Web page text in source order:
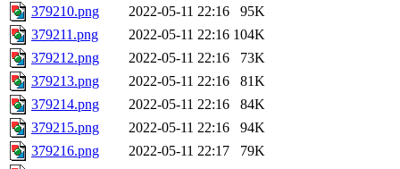
379210.png
2022-05-11 22:16
95K
379211.png
2022-05-11 22:16 104K
379212.png
2022-05-11 22:16
73K
379213.png
2022-05-11 22:16
81K
379214.png
2022-05-11 22:16
84K
379215.png
2022-05-11 22:16
94K
379216.png
2022-05-11 22:17
79K